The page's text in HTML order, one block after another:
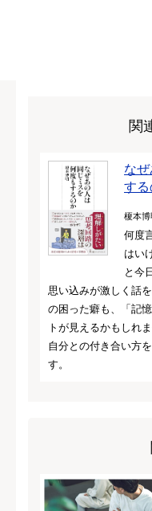
関
な
す
榎本博
何度
はい
と今
思い込みが激しく話
の困った癖も、「記
トが見えるかもしれ
自分との付き合い方
す。